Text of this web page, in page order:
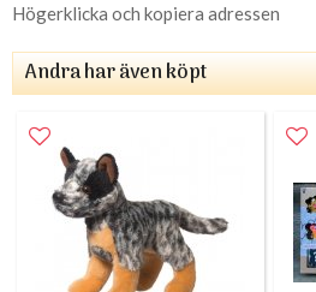
Högerklicka och kopiera adressen
Andra har även köpt